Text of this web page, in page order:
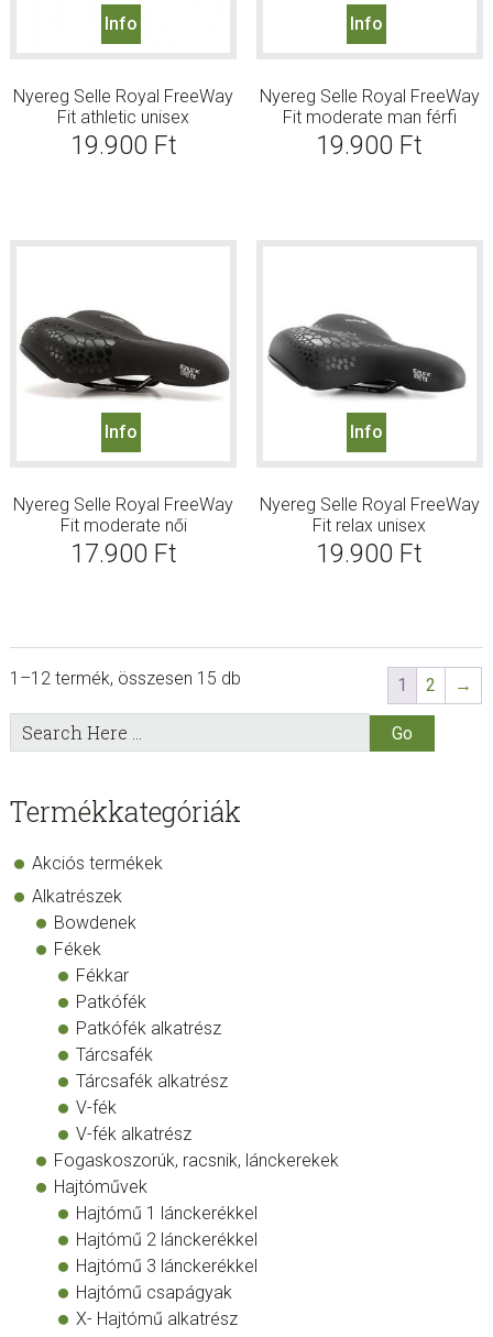
Info
Nyereg Selle Royal FreeWay
Fit athletic unisex
19.900 Ft
Info
Nyereg Selle Royal FreeWay
Fit moderate man férfi
19.900 Ft
Info
Nyereg Selle Royal FreeWay
Fit moderate női
17.900 Ft
Info
Nyereg Selle Royal FreeWay
Fit relax unisex
19.900 Ft
1–12 termék, összesen 15 db 1 2 →
sidebar
Store
Sidebar
Search
Here
Termékkategóriák
Akciós termékek
Alkatrészek
Bowdenek
Fékek
Fékkar
Patkófék
Patkófék alkatrész
Tárcsafék
Tárcsafék alkatrész
V-fék
V-fék alkatrész
Fogaskoszorúk, racsnik, lánckerekek
Hajtóművek
Hajtómű 1 lánckerékkel
Hajtómű 2 lánckerékkel
Hajtómű 3 lánckerékkel
Hajtómű csapágyak
X- Hajtómű alkatrész